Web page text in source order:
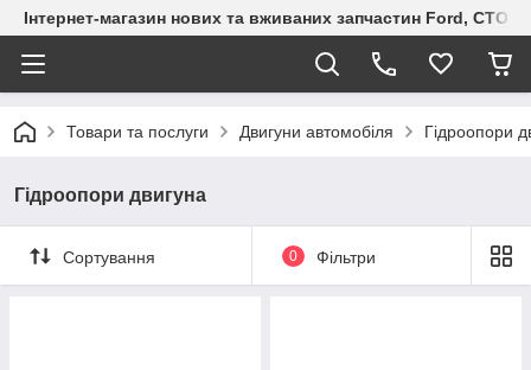
Інтернет-магазин нових та вживаних запчастин Ford, СТО
Товари та послуги Двигуни автомобіля Гідроопори
Гідроопори двигуна
Сортування 0 Фільтри